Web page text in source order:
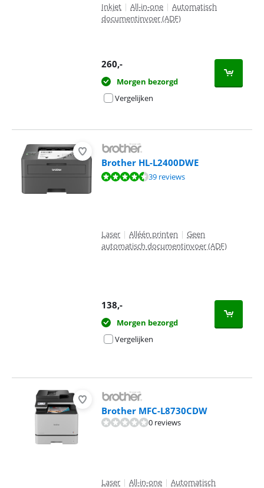
Inkjet | All-in-one | Automatisch
documentinvoer (ADF)
260,-
Morgen bezorgd
Vergelijken
Brother HL-L2400DWE
Beoordeling is 8,9 van de 10, gebaseerd op 39 reviews.
39 reviews
Laser | Alléén printen | Geen
automatisch documentinvoer (ADF)
138,-
Morgen bezorgd
Vergelijken
Brother MFC-L8730CDW
0 reviews
Laser | All-in-one | Automatisch